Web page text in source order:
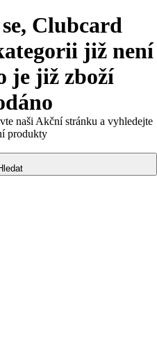
Clubcard
již není
je již zboží
naši Akční stránku a vyhledejte
produkty